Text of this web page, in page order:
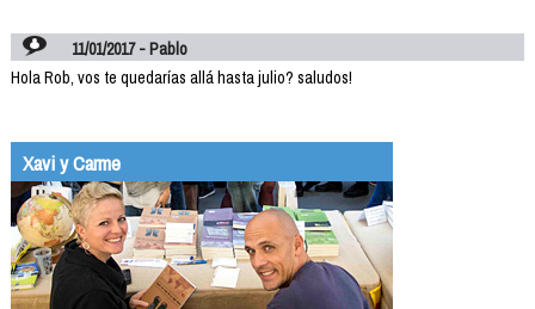
11/01/2017 - Pablo
Hola Rob, vos te quedarías allá hasta julio? saludos!
Xavi y Carme